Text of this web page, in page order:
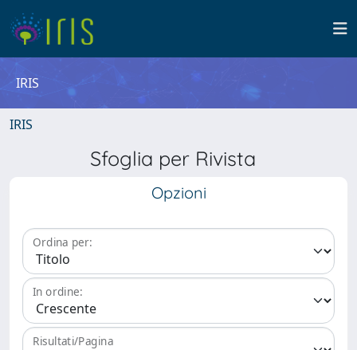
IRIS
IRIS
Sfoglia per Rivista
Opzioni
Ordina per:
In ordine:
Risultati/Pagina